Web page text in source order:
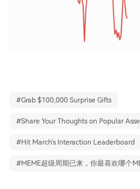
#Grab $100,000 Surprise Gifts
#Share Your Thoughts on Popular
#Hit March's Interaction Leaderboard
#MEME超级周期已来，你最喜欢哪个